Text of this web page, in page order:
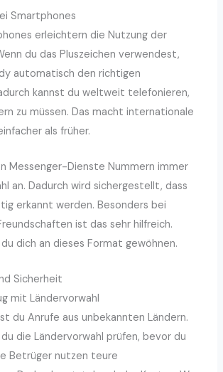
Smartphones
erleichtern die Nutzung der
du das Pluszeichen verwendest,
automatisch den richtigen
kannst du weltweit telefonieren,
zu müssen. Das macht internationale
als früher.
Messenger-Dienste Nummern immer
an. Dadurch wird sichergestellt, dass
erkannt werden. Besonders bei
ist das sehr hilfreich.
dich an dieses Format gewöhnen.
Sicherheit
mit Ländervorwahl
du Anrufe aus unbekannten Ländern.
die Ländervorwahl prüfen, bevor du
Betrüger nutzen teure